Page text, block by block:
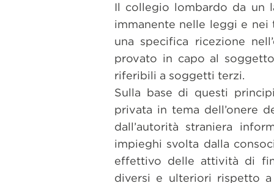
Il collegio lombardo da un
immanente nelle leggi e
una specifica ricezione
provato in capo al
riferibili a soggetti terzi.
Sulla base di questi
privata in tema dell’onere
dall’autorità straniera
impieghi svolta dalla
effettivo delle attività di
diversi e ulteriori rispetto